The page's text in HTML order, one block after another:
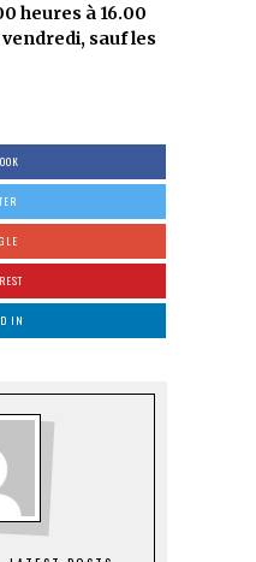
heures à 16.00
sauf les
IN